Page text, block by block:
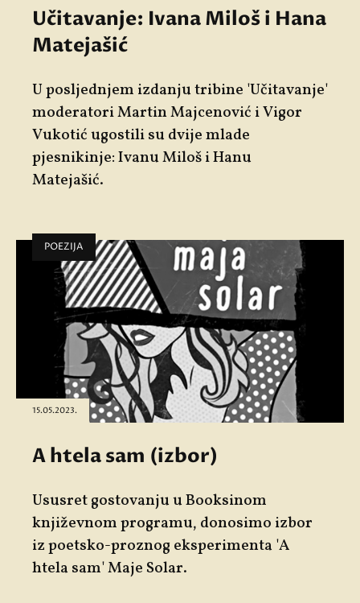
Učitavanje: Ivana Miloš i Hana
Matejašić
U posljednjem izdanju tribine 'Učitavanje'
moderatoriMartin Majcenović iVigor
Vukotićugostili su dvije mlade
pjesnikinje:Ivanu MilošiHanu
Matejašić.
POEZIJA
15.05.2023.
A htela sam (izbor)
Ususret gostovanju u Booksinom
književnom programu, donosimo izbor
iz poetsko-proznog eksperimenta 'A
htela sam' Maje Solar.